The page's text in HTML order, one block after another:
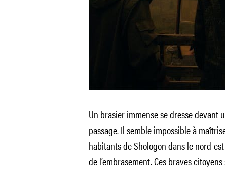
Un brasier immense se dresse devant
passage. Il semble impossible à
habitants de Shologon dans le nord-
de l’embrasement. Ces braves